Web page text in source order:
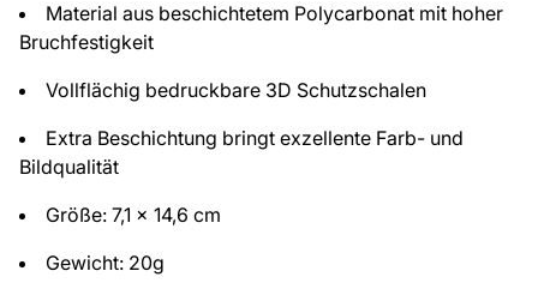
Material aus beschichtetem Polycarbonat mit hoher
Bruchfestigkeit
Vollflächig bedruckbare 3D Schutzschalen
Extra Beschichtung bringt exzellente Farb- und
Bildqualität
Größe: 7,1 x 14,6 cm
Gewicht: 20g